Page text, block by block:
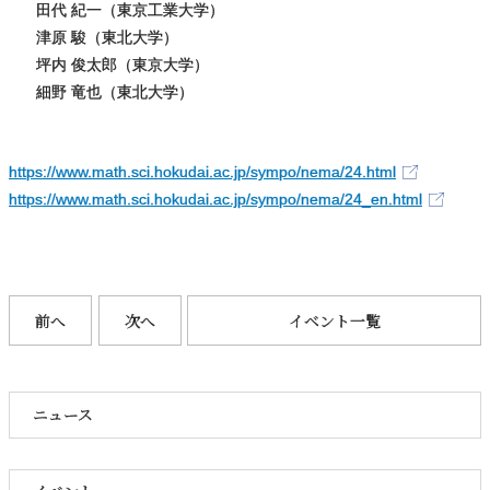
ニュース
田代 紀一（東京工業大学）
津原 駿（東北大学）
坪内 俊太郎（東京大学）
細野 竜也（東北大学）
https://www.math.sci.hokudai.ac.jp/sympo/nema/24.html
https://www.math.sci.hokudai.ac.jp/sympo/nema/24_en.html
前へ 次へ イベント一覧